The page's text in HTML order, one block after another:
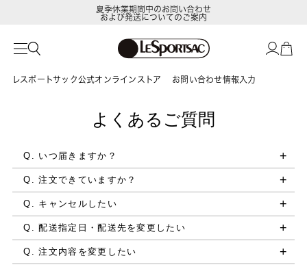
夏季休業期間中のお問い合わせ
および発送についてのご案内
レスポートサック公式オンラインストア お問い合わせ情報入力
よくあるご質問
Q. いつ届きますか？
Q. 注文できていますか？
Q. キャンセルしたい
Q. 配送指定日・配送先を変更したい
Q. 注文内容を変更したい